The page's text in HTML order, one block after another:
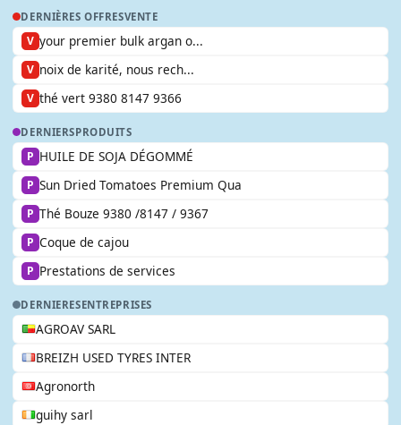
DERNIÈRES OFFRESVENTE
V your premier bulk argan o...
V noix de karité, nous rech...
V thé vert 9380 8147 9366
DERNIERSPRODUITS
P HUILE DE SOJA DÉGOMMÉ
P Sun Dried Tomatoes Premium Qua
P Thé Bouze 9380 /8147 / 9367
P Coque de cajou
P Prestations de services
DERNIERESENTREPRISES
AGROAV SARL
BREIZH USED TYRES INTER
Agronorth
guihy sarl